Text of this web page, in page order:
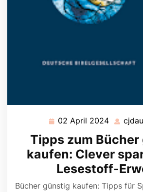
02 April 2024 02
April
2024
Tipps zum
kaufen: Clever
Lesestoff-
Bücher günstig kaufen: Tipps für